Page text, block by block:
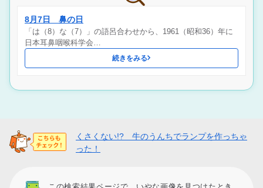
8月7日 鼻の日
「は（8）な（7）」の語呂合わせから、1961（昭和36）年に
日本耳鼻咽喉科学会…
続きをみる
くさくない!? 牛のうんちでランプを作っちゃ
った！